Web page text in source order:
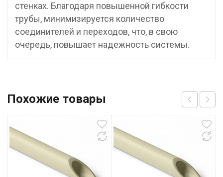
стенках. Благодаря повышенной гибкости
трубы, минимизируется количество
соединителей и переходов, что, в свою
очередь, повышает надежность системы.
Похожие товары